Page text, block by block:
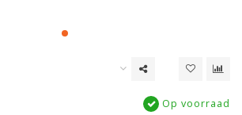
Op voorraad